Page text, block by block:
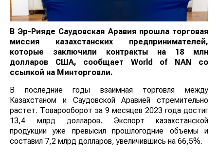
В Эр-Рияде Саудовская Аравия прошла торговая
миссия казахстанских предпринимателей,
которые заключили контракты на 18 млн
долларов США, сообщает World of NAN
со
ссылкой на Минторговли.
В последние годы взаимная торговля между
Казахстаном и Саудовской Аравией стремительно
растет. Товарооборот за 9 месяцев 2023 года достиг
13,4 млрд долларов. Экспорт казахстанской
продукции уже превысил прошлогодние объемы и
составил 7,2 млрд долларов, увеличившись на 66,5%.